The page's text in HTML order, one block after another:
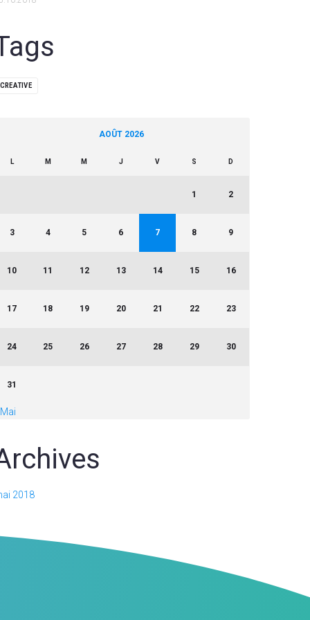
CREATIVE
AOÛT 2026
L M M J V S D
1 2
3 4 5 6 7 8 9
10 11 12 13 14 15 16
17 18 19 20 21 22 23
24 25 26 27 28 29 30
31
2018